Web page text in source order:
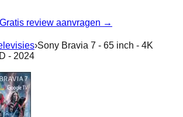
Gratis review aanvragen →
›Sony Bravia 7 - 65 inch - 4K
- 2024